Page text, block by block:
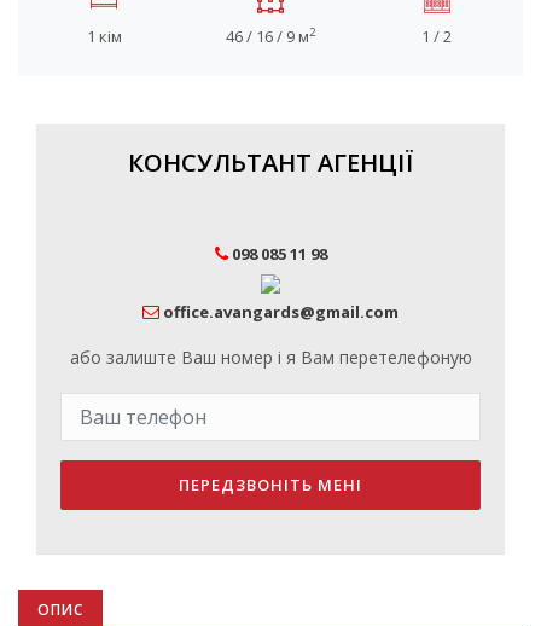
1 кім 46 / 16 / 9 м2 1 / 2
КОНСУЛЬТАНТ АГЕНЦІЇ
098 085 11 98
office.avangards@gmail.com
або залиште Ваш номер і я Вам перетелефоную
ПЕРЕДЗВОНІТЬ МЕНІ
ОПИС